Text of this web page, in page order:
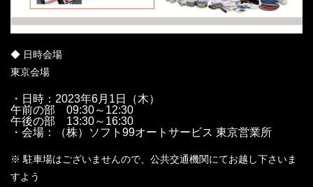
◆ 日時会場
東京会場
・日時：2023年6月1日（木）
午前の部 09:30～12:30
午後の部 13:30～16:30
・会場：（株）ソフト99オートサービス 東京営業所
※ 駐車場はございませんので、公共交通機関にてお越し下さいま
すよう